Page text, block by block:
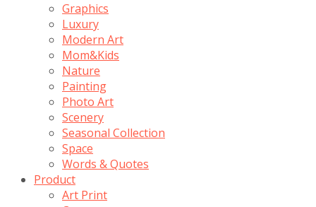
Graphics
Luxury
Modern Art
Mom&Kids
Nature
Painting
Photo Art
Scenery
Seasonal Collection
Space
Words & Quotes
Product
Art Print